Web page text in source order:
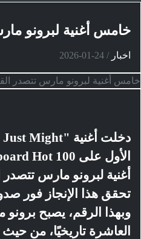
خامس أغنية لبرونو
اخبار /
2026-01-24
أغنية لبرونو مارس تتصدر
تحقق هذا الإنجاز فور
وبهذا الرقم، يصبح
العاشرة تاريخيًا، من